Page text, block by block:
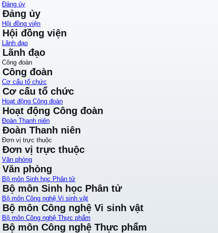
Đảng ủy
Đảng ủy
Hội đồng viện
Hội đồng viện
Lãnh đạo
Lãnh đạo
Công đoàn
Công đoàn
Cơ cấu tổ chức
Cơ cấu tổ chức
Hoạt động Công đoàn
Hoạt động Công đoàn
Đoàn Thanh niên
Đoàn Thanh niên
Đơn vị trực thuộc
Đơn vị trực thuộc
Văn phòng
Văn phòng
Bộ môn Sinh học Phân tử
Bộ môn Sinh học Phân tử
Bộ môn Công nghệ Vi sinh vật
Bộ môn Công nghệ Vi sinh vật
Bộ môn Công nghệ Thực phẩm
Bộ môn Công nghệ Thực phẩm